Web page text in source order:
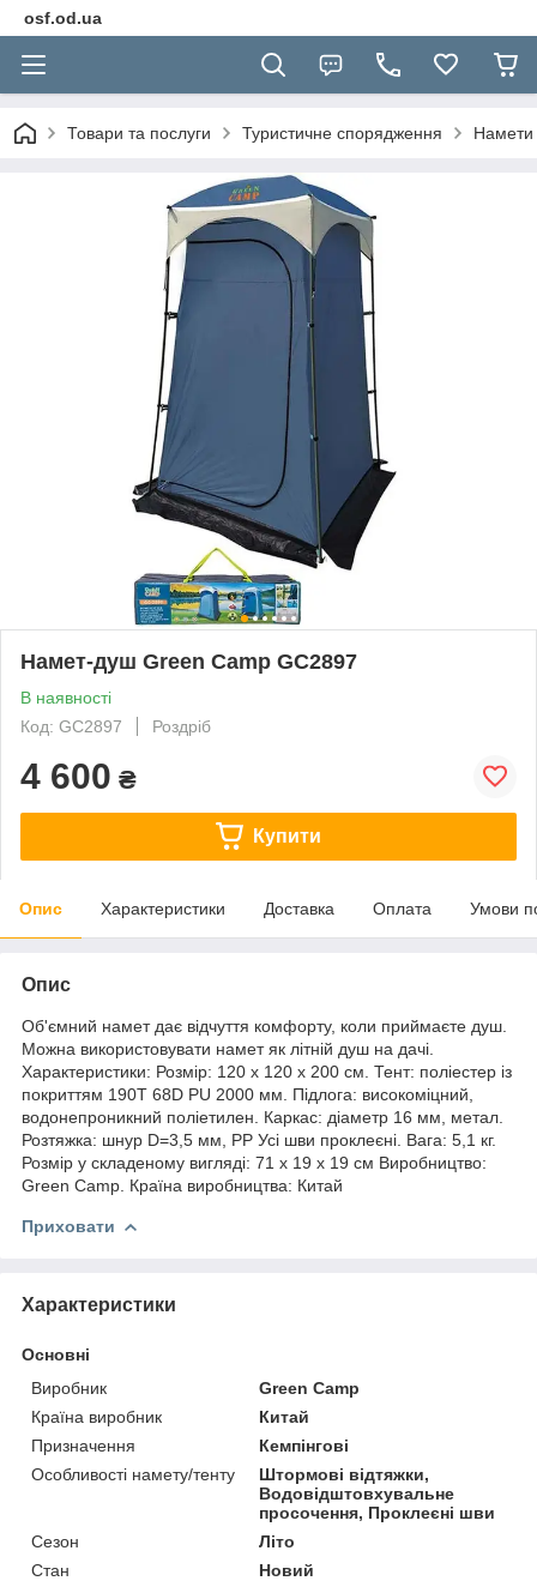
osf.od.ua
Товари та послуги Туристичне спорядження Намети
Намет-душ Green Camp GC2897
В наявності
Код: GC2897
Роздріб
4 600 ₴
Купити
Опис Характеристики Доставка Оплата Умови
Опис
Об'ємний намет дає відчуття комфорту, коли приймаєте душ.
Можна використовувати намет як літній душ на дачі.
Характеристики: Розмір: 120 х 120 х 200 см. Тент: поліестер із
покриттям 190T 68D PU 2000 мм. Підлога: високоміцний,
водонепроникний поліетилен. Каркас: діаметр 16 мм, метал.
Розтяжка: шнур D=3,5 мм, РР Усі шви проклеєні. Вага: 5,1 кг.
Розмір у складеному вигляді: 71 х 19 х 19 см Виробництво:
Green Camp. Країна виробництва: Китай
Приховати
Характеристики
Основні
Виробник
Green Camp
Країна виробник
Китай
Призначення
Кемпінгові
Особливості намету/тенту
Штормові відтяжки,
Водовідштовхувальне
просочення, Проклеєні шви
Сезон
Літо
Стан
Новий